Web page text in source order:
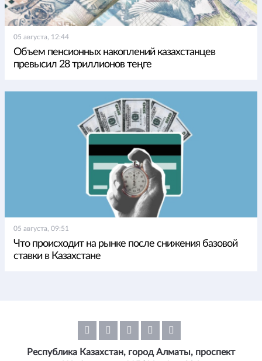
05 августа, 12:44
Объем пенсионных накоплений казахстанцев
превысил 28 триллионов теңге
05 августа, 09:51
Что происходит на рынке после снижения базовой
ставки в Казахстане
Республика Казахстан, город Алматы, проспект